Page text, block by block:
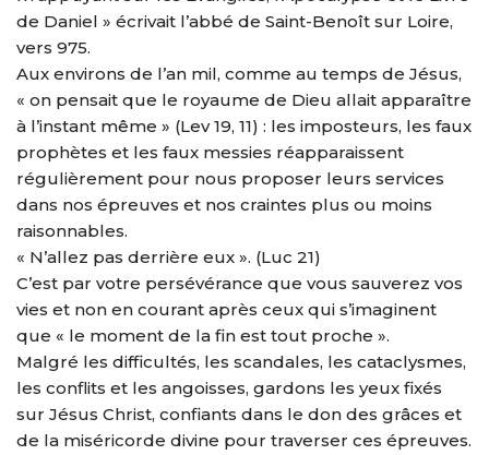
de Daniel » écrivait l’abbé de Saint-Benoît sur Loire,
vers 975.
Aux environs de l’an mil, comme au temps de Jésus,
« on pensait que le royaume de Dieu allait apparaître
à l’instant même » (Lev 19, 11) : les imposteurs, les faux
prophètes et les faux messies réapparaissent
régulièrement pour nous proposer leurs services
dans nos épreuves et nos craintes plus ou moins
raisonnables.
« N’allez pas derrière eux ». (Luc 21)
C’est par votre persévérance que vous sauverez vos
vies et non en courant après ceux qui s’imaginent
que « le moment de la fin est tout proche ».
Malgré les difficultés, les scandales, les cataclysmes,
les conflits et les angoisses, gardons les yeux fixés
sur Jésus Christ, confiants dans le don des grâces et
de la miséricorde divine pour traverser ces épreuves.